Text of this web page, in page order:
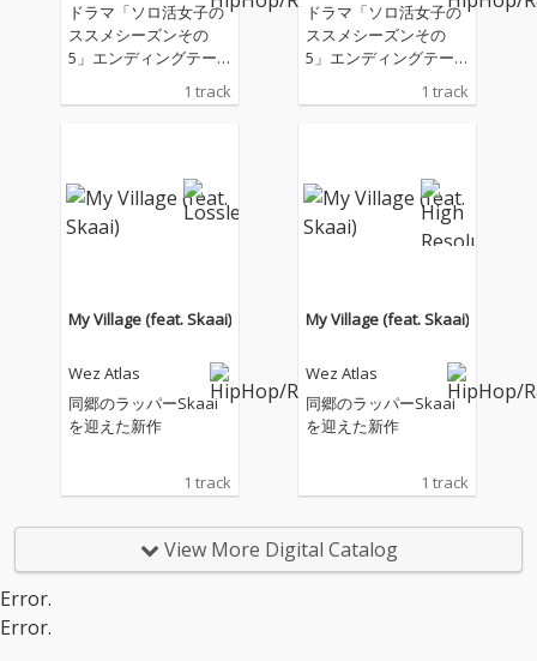
ドラマ「ソロ活女子の
ススメシーズンその
5」エンディングテー
ー。
1 track
ドラマ「ソロ活女子の
ススメシーズンその
5」エンディングテー
ー。
1 track
My Village (feat. Skaai)
Wez Atlas
同郷のラッパーSkaai
を迎えた新作
1 track
My Village (feat. Skaai)
Wez Atlas
同郷のラッパーSkaai
を迎えた新作
1 track
View More Digital Catalog
Error.
Error.